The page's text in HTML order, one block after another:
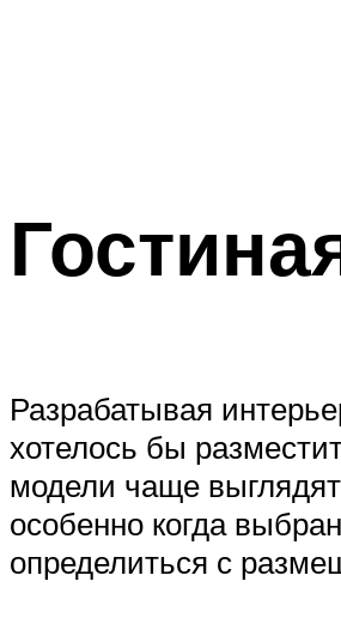
Разрабатывая
хотелось бы
модели чаще
особенно когда
определиться с